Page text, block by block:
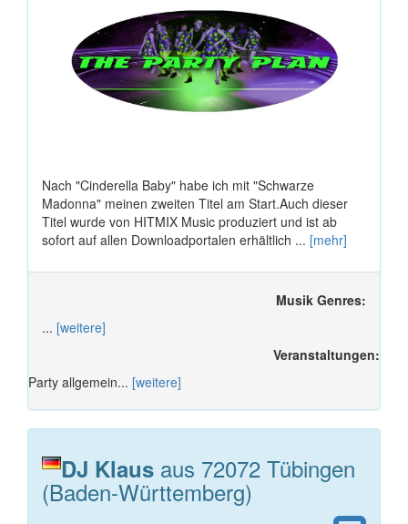
Nach "Cinderella Baby" habe ich mit "Schwarze
Madonna" meinen zweiten Titel am Start.Auch dieser
Titel wurde von HITMIX Music produziert und ist ab
sofort auf allen Downloadportalen erhältlich ... [mehr]
Musik Genres:
... [weitere]
Veranstaltungen:
Party allgemein... [weitere]
DJ Klaus aus 72072 Tübingen
(Baden-Württemberg)